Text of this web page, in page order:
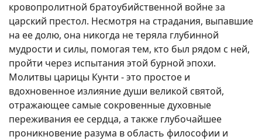
кровопролитной братоубийственной войне за
царский престол. Несмотря на страдания, выпавшие
на ее долю, она никогда не теряла глубинной
мудрости и силы, помогая тем, кто был рядом с ней,
пройти через испытания этой бурной эпохи.
Молитвы царицы Кунти - это простое и
вдохновенное излияние души великой святой,
отражающее самые сокровенные духовные
переживания ее сердца, а также глубочайшее
проникновение разума в область философии и